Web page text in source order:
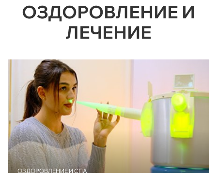
ОЗДОРОВЛЕНИЕ И
ЛЕЧЕНИЕ
ОЗДОРОВЛЕНИЕ И СПА